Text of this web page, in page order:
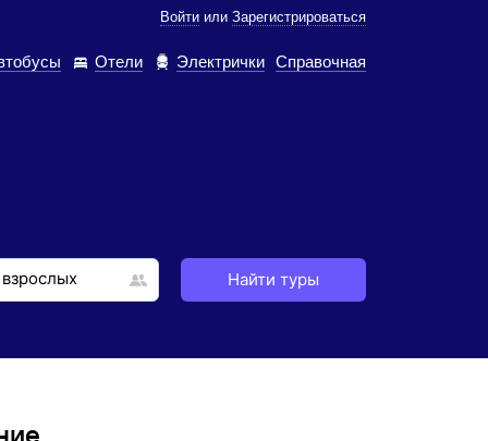
Войти или Зарегистрироваться
Отели Электрички Справочная
Найти туры